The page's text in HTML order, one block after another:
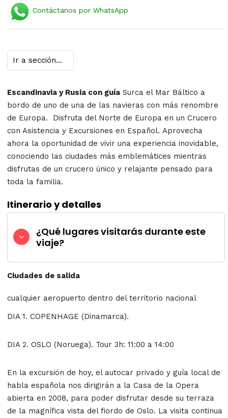
Contáctanos por WhatsApp
Escandinavia y Rusia con guía Surca el Mar Báltico a
bordo de uno de una de las navieras con más renombre
de Europa.
Disfruta del Norte de Europa en un Crucero
con Asistencia y Excursiones en Español. Aprovecha
ahora la oportunidad de vivir una experiencia inovidable,
conociendo las ciudades más emblemátices mientras
disfrutas de un crucero único y relajante pensado para
toda la familia.
Itinerario y detalles
¿Qué lugares visitarás durante este
viaje?
Ciudades de salida
cualquier aeropuerto dentro del territorio nacional
DIA 1. COPENHAGE (Dinamarca).
DIA 2. OSLO (Noruega). Tour 3h: 11:00 a 14:00
En la excursión de hoy, el autocar privado y guía local de
habla española nos dirigirán a la Casa de la Opera
abierta en 2008, para poder disfrutar desde su terraza
de la magnífica vista del fiordo de Oslo. La visita continua